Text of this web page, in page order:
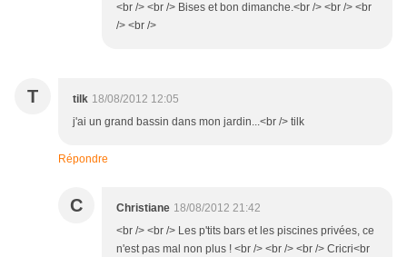
<br /> <br /> Bises et bon dimanche.<br /> <br /> <br
/> <br />
T tilk 18/08/2012 12:05
j'ai un grand bassin dans mon jardin...<br /> tilk
Répondre
C Christiane 18/08/2012 21:42
<br /> <br /> Les p'tits bars et les piscines privées, ce
n'est pas mal non plus ! <br /> <br /> <br /> Cricri<br